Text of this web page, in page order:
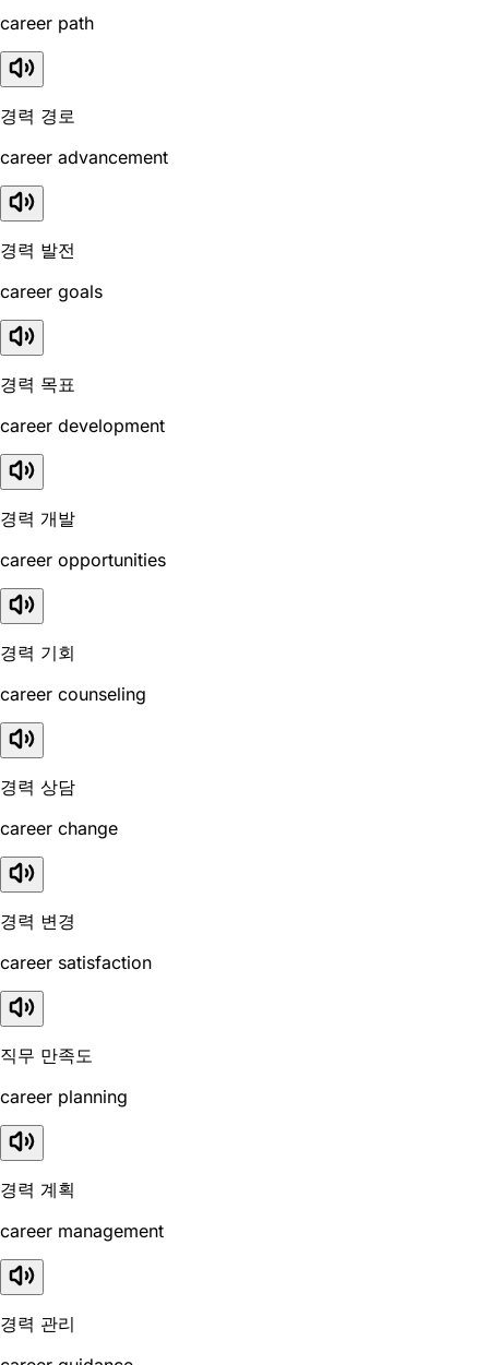
career path
경력 경로
career advancement
경력 발전
career goals
경력 목표
career development
경력 개발
career opportunities
경력 기회
career counseling
경력 상담
career change
경력 변경
career satisfaction
직무 만족도
career planning
경력 계획
career management
경력 관리